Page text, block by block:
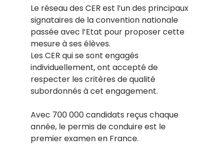
Le réseau des CER est l’un des principaux
signataires de la convention nationale
passée avec l’Etat pour proposer cette
mesure à ses élèves.
Les CER qui se sont engagés
individuellement, ont accepté de
respecter les critères de qualité
subordonnés à cet engagement.
Avec 700 000 candidats reçus chaque
année, le permis de conduire est le
premier examen en France.